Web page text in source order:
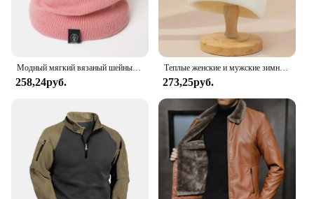
Модный мягкий вязаный шейный теплый спортивный шарф для женщин и мужчин, чехол для лица, теплые зимние шарфы для катания на коньках и бега, толстый непромокаемый воротник
258,24руб.
Теплые женские и мужские зимние облегающие шапки, вязаные шапки в готическом стиле, уличный стиль, панк, шапки, 100% хлопок, модные теплые шапочки, облегающие шапки, шапки
273,25руб.